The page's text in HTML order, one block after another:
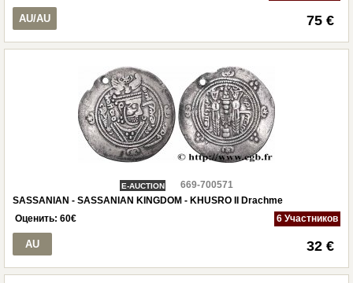
AU/AU 75 €
E-AUCTION
669-700571
SASSANIAN - SASSANIAN KINGDOM - KHUSRO II Drachme
Оценить: 60€ 6 Участников
AU 32 €